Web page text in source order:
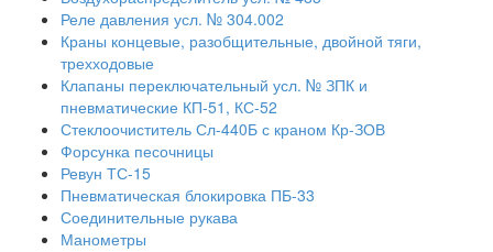
Реле давления усл. № 304.002
Краны концевые, разобщительные, двойной тяги,
трехходовые
Клапаны переключательный усл. № ЗПК и
пневматические КП-51, КС-52
Стеклоочиститель Сл-440Б с краном Кр-ЗОВ
Форсунка песочницы
Ревун ТС-15
Пневматическая блокировка ПБ-33
Соединительные рукава
Манометры